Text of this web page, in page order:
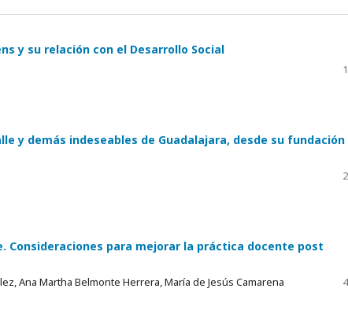
y su relación con el Desarrollo Social
y demás indeseables de Guadalajara, desde su fundación
Consideraciones para mejorar la práctica docente post
Ana Martha Belmonte Herrera, María de Jesús Camarena